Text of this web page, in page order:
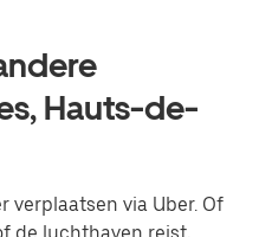
Hauts-de-
verplaatsen via Uber. Of